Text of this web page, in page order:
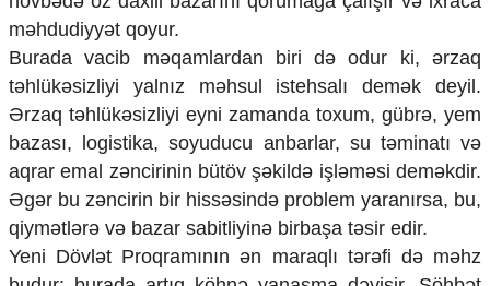
məhdudiyyət qoyur.
Burada vacib məqamlardan biri də odur ki, ərzaq
təhlükəsizliyi yalnız məhsul istehsalı demək deyil.
Ərzaq təhlükəsizliyi eyni zamanda toxum, gübrə, yem
bazası, logistika, soyuducu anbarlar, su təminatı və
aqrar emal zəncirinin bütöv şəkildə işləməsi deməkdir.
Əgər bu zəncirin bir hissəsində problem yaranırsa, bu,
qiymətlərə və bazar sabitliyinə birbaşa təsir edir.
Yeni Dövlət Proqramının ən maraqlı tərəfi də məhz